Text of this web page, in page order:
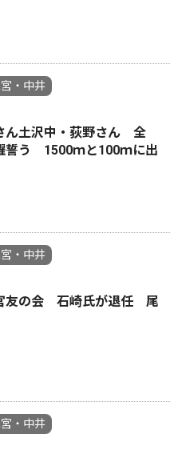
・中井
ん土沢中・荻野さん 全
誓う 1500ｍと100ｍに出
・中井
友の会 石崎氏が退任 尾
・中井